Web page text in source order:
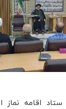
اقامه نماز